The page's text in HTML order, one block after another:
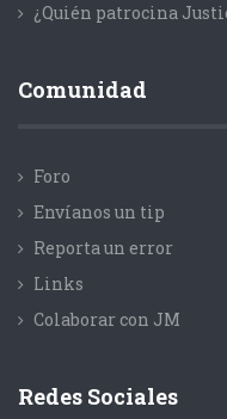
¿Quién patrocina
Comunidad
Foro
Envíanos un tip
Reporta un error
Links
Colaborar con JM
Redes Sociales